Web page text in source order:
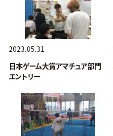
2023.05.31
日本ゲーム大賞アマチュア部門
エントリー